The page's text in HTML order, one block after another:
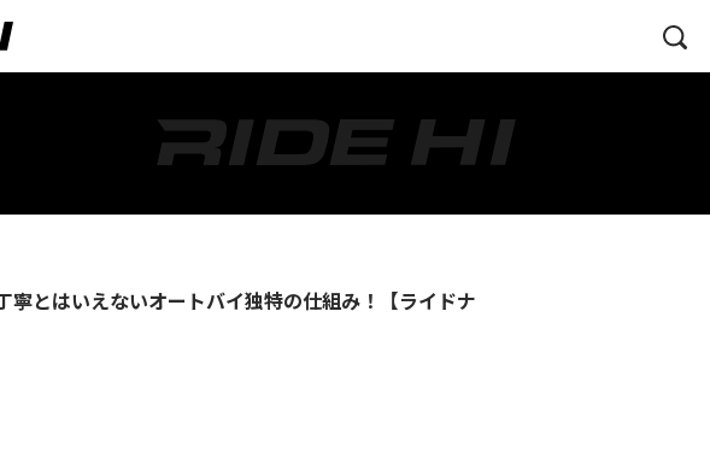
とはいえないオートバイ独特の仕組み！【ライドナ